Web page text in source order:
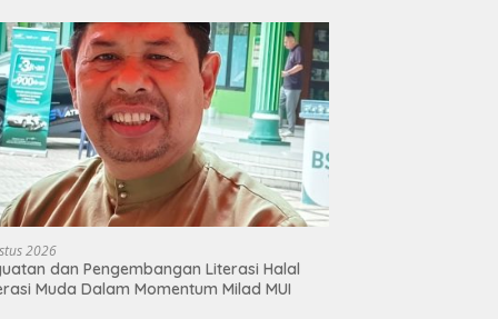
2026
dan Pengembangan Literasi Halal
Muda Dalam Momentum Milad MUI